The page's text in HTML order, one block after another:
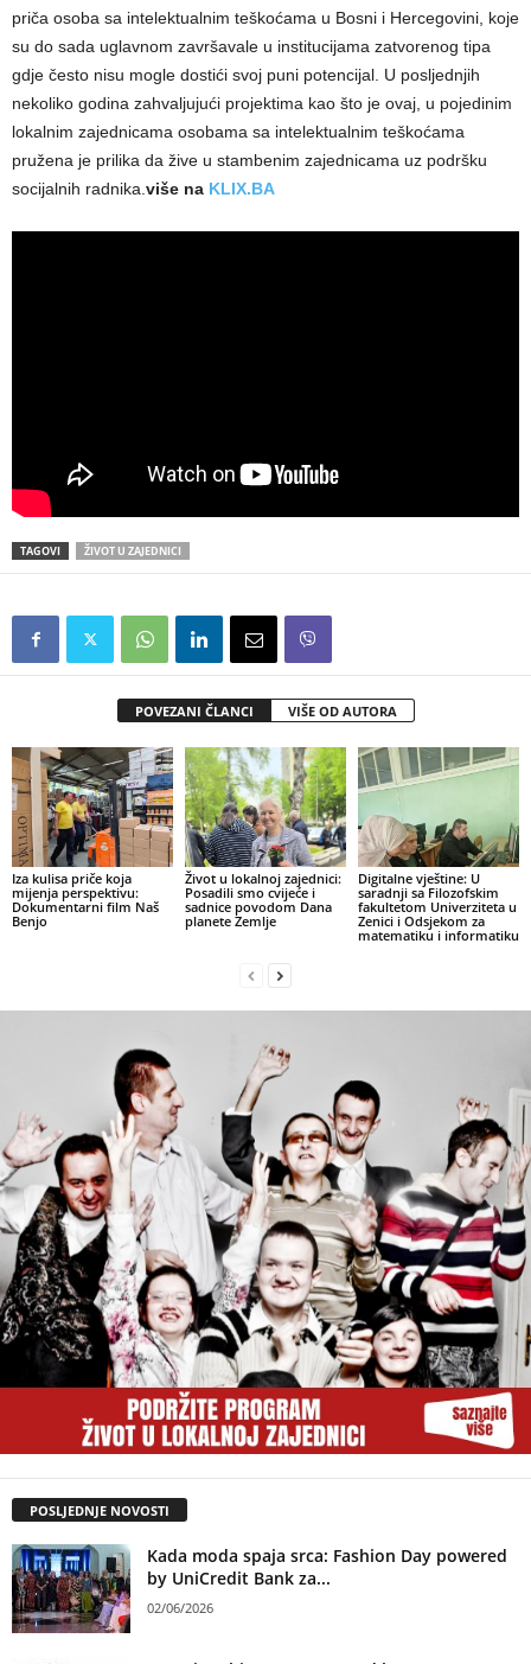
priča osoba sa intelektualnim teškoćama u Bosni i Hercegovini, koje
su do sada uglavnom završavale u institucijama zatvorenog tipa
gdje često nisu mogle dostići svoj puni potencijal. U posljednjih
nekoliko godina zahvaljujući projektima kao što je ovaj, u pojedinim
lokalnim zajednicama osobama sa intelektualnim teškoćama
pružena je prilika da žive u stambenim zajednicama uz podršku
socijalnih radnika. više na KLIX.BA
TAGOVI ŽIVOT U ZAJEDNICI
POVEZANI ČLANCI VIŠE OD AUTORA
Iza kulisa priče koja
mijenja perspektivu:
Dokumentarni film Naš
Benjo
Život u lokalnoj zajednici:
Posadili smo cvijeće i
sadnice povodom Dana
planete Zemlje
Digitalne vještine: U
saradnji sa Filozofskim
fakultetom Univerziteta u
Zenici i Odsjekom za
matematiku i informatiku
POSLJEDNJE NOVOSTI
Kada moda spaja srca: Fashion Day powered
by UniCredit Bank za...
02/06/2026